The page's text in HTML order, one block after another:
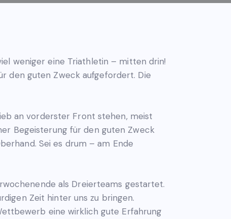
weniger eine Triathletin – mitten drin!
den guten Zweck aufgefordert. Die
an vorderster Front stehen, meist
Begeisterung für den guten Zweck
Sei es drum – am Ende
als Dreierteams gestartet.
Zeit hinter uns zu bringen.
eine wirklich gute Erfahrung